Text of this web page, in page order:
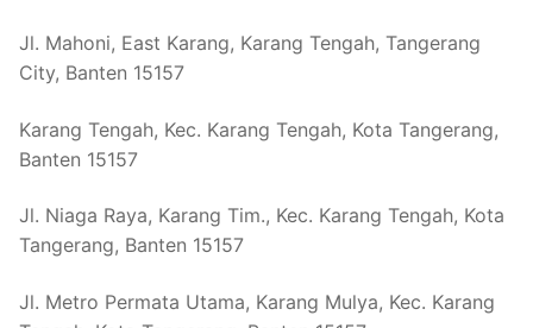
Jl. Mahoni, East Karang, Karang Tengah, Tangerang
City, Banten 15157
Karang Tengah, Kec. Karang Tengah, Kota Tangerang,
Banten 15157
Jl. Niaga Raya, Karang Tim., Kec. Karang Tengah, Kota
Tangerang, Banten 15157
Jl. Metro Permata Utama, Karang Mulya, Kec. Karang